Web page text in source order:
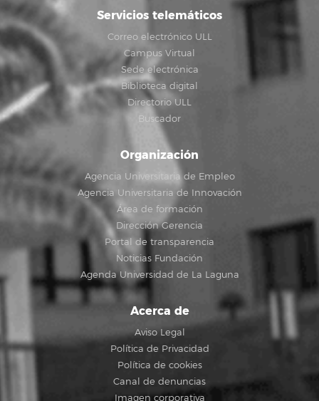
Servicios telemáticos
Correo electrónico ULL
Campus Virtual
Sede electrónica
Biblioteca digital
Directorio ULL
Buscador
Organización
Agencia Universitaria de Empleo
Agencia Universitaria de Innovación
Área de formación
Dirección Gerencia
Portal de transparencia
Noticias Fundación
Agenda Universidad de La Laguna
Acerca de
Aviso Legal
Política de Privacidad
Política de cookies
Canal de denuncias
Imagen corporativa